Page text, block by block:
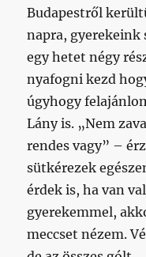
Budapestről
napra, gyerekeink
egy hetet négy
nyafogni kezd
úgyhogy
Lány is. „Nem
rendes vagy” –
sütkérezek
érdek is, ha van
gyerekemmel,
meccset nézem.